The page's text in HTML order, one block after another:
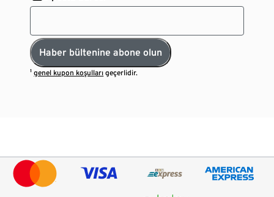
Haber bültenine abone olun
¹genel kupon koşulları geçerlidir.